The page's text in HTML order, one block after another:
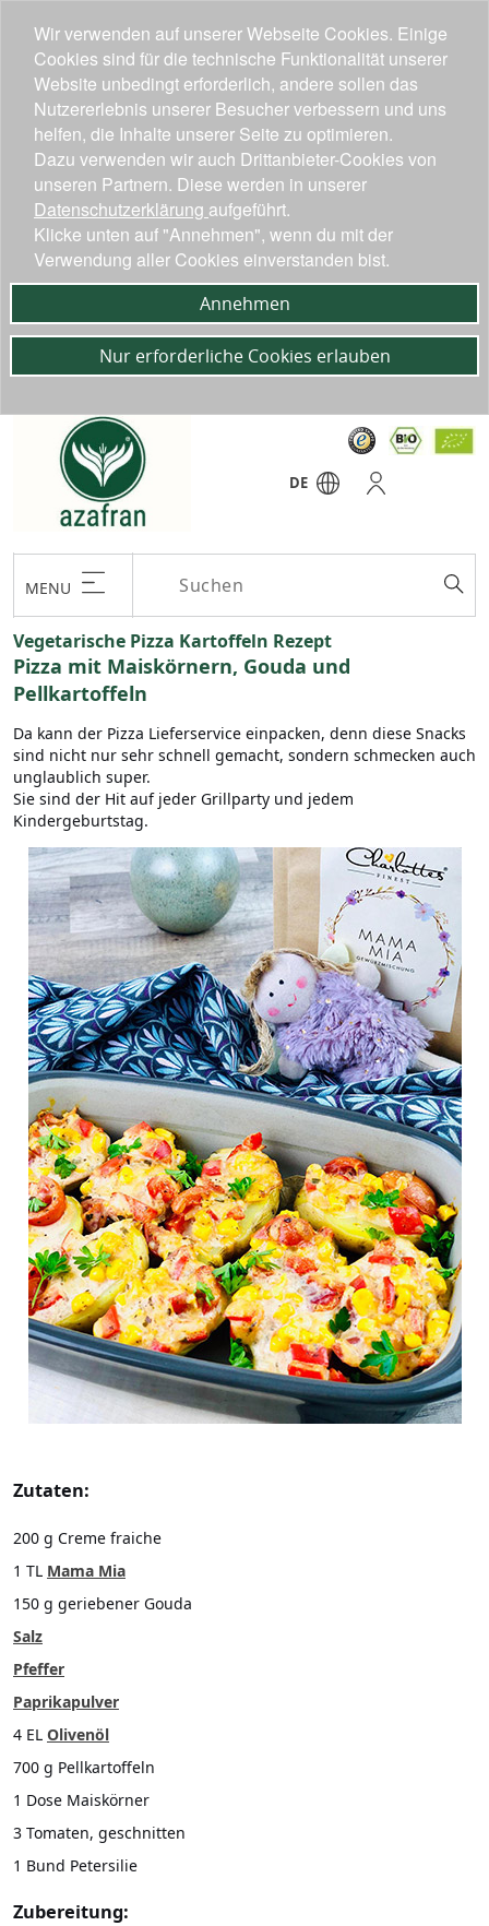
DE
MENU
Vegetarische Pizza Kartoffeln Rezept
Pizza mit Maiskörnern, Gouda und
Pellkartoffeln
Da kann der Pizza Lieferservice einpacken, denn diese Snacks
sind nicht nur sehr schnell gemacht, sondern schmecken auch
unglaublich super.
Sie sind der Hit auf jeder Grillparty und jedem
Kindergeburtstag.
Zutaten:
200 g Creme fraiche
1 TL Mama Mia
150 g geriebener Gouda
Salz
Pfeffer
Paprikapulver
4 EL Olivenöl
700 g Pellkartoffeln
1 Dose Maiskörner
3 Tomaten, geschnitten
1 Bund Petersilie
Zubereitung:
Wir verwenden auf unserer Webseite Cookies. Einige
Cookies sind für die technische Funktionalität unserer
Website unbedingt erforderlich, andere sollen das
Nutzererlebnis unserer Besucher verbessern und uns
helfen, die Inhalte unserer Seite zu optimieren.
Dazu verwenden wir auch Drittanbieter-Cookies von
unseren Partnern. Diese werden in unserer
Datenschutzerklärung aufgeführt.
Klicke unten auf "Annehmen", wenn du mit der
Verwendung aller Cookies einverstanden bist.
Annehmen
Nur erforderliche Cookies erlauben